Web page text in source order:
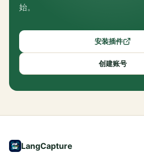
始。
安装插件
创建账号
LangCapture